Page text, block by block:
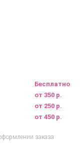
Бесплатно
от 350 р.
от 250 р.
от 450 р.
заказа